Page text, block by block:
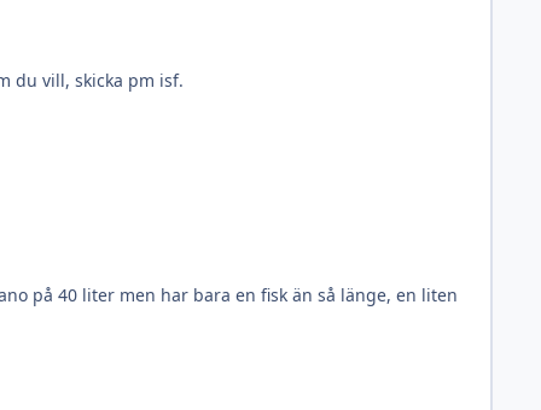
du vill, skicka pm isf.
på 40 liter men har bara en fisk än så länge, en liten